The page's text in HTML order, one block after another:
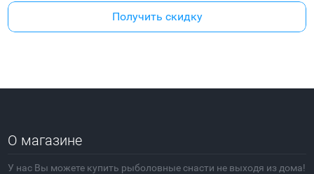
Получить скидку
О магазине
У нас Вы можете купить рыболовные снасти не выходя из дома!